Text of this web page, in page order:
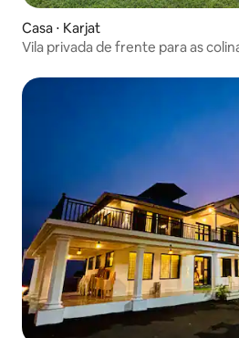
Casa ⋅ Karjat
Vila privada de frente para as